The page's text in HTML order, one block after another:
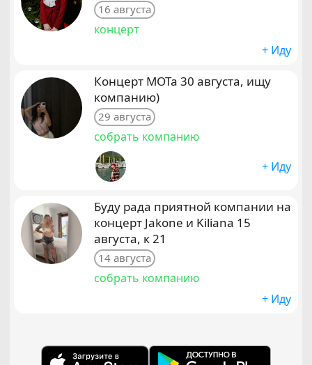
16 августа
концерт
+ Иду
Концерт МОТа 30 августа, ищу
компанию)
29 августа
собрать компанию
+ Иду
Буду рада приятной компании на
концерт Jakone и Kiliana 15
августа, к 21
14 августа
собрать компанию
+ Иду